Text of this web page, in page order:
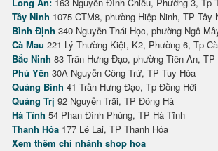
Long An: 163 Nguyễn Đình Chiểu, Phường 3, Tp
Tây Ninh 1075 CTM8, phường Hiệp Ninh, TP Tây
Bình Định 340 Nguyễn Thái Học, phường Ngô
Cà Mau 221 Lý Thường Kiệt, K2, Phường 6, Tp
Bắc Ninh 83 Trần Hưng Đạo, phường Tiền An,
Phú Yên 30A Nguyễn Công Trứ, TP Tuy Hòa
Quảng Bình 41 Trần Hưng Đạo, Tp Đồng Hới
Quảng Trị 92 Nguyễn Trãi, TP Đông Hà
Hà Tĩnh 54 Phan Đình Phùng, TP Hà Tĩnh
Thanh Hóa 177 Lê Lai, TP Thanh Hóa
Xem thêm chi nhánh shop hoa